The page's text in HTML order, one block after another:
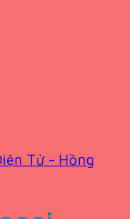
Tử - Hồng